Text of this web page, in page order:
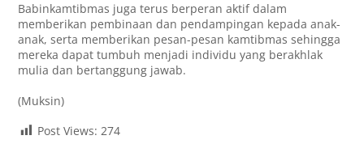
Babinkamtibmas juga terus berperan aktif dalam
memberikan pembinaan dan pendampingan kepada anak-
anak, serta memberikan pesan-pesan kamtibmas sehingga
mereka dapat tumbuh menjadi individu yang berakhlak
mulia dan bertanggung jawab.
(Muksin)
Post Views: 274